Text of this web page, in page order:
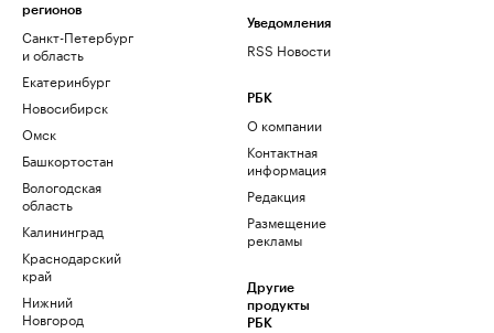
регионов
Санкт-Петербург
и область
Екатеринбург
Новосибирск
Омск
Башкортостан
Вологодская
область
Калининград
Краснодарский
край
Нижний
Новгород
Уведомления
RSS Новости
РБК
О компании
Контактная
информация
Редакция
Размещение
рекламы
Другие
продукты
РБК